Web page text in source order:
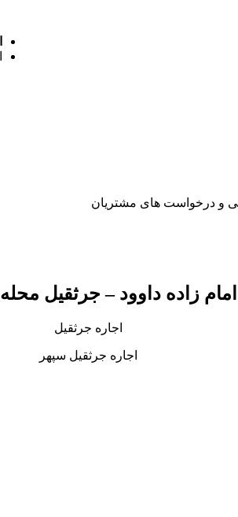
امام زاده داوود – جرثقیل محله
اجاره جرثقیل
اجاره جرثقیل سپهر